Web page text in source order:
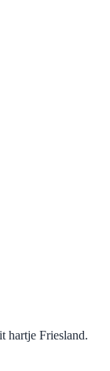
hartje Friesland.